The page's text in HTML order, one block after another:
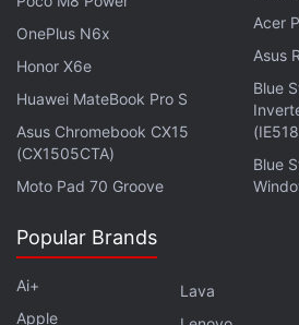
नहीं, इस टास्क को मॉर्निन ने पूरी तरह खुद
लर्निंग के जरिए बिना एक्सप्लिसिट
Mornine ने यह कारनामा कहां किया?
Chery की एक 4S dealership में इसे
क्या यह रोबोट सेल्स असिस्टेंट की तरह भी काम
हां, मॉर्निन ग्राहकों का स्वागत, गाड़ी
OnePlus N6x
Honor X6e
Huawei MateBook Pro S
Asus Chromebook CX15
(CX1505CTA)
Moto Pad 70 Groove
Acer
Asus
Blue
Blue
Popular Brands
Ai+
Apple
Lava